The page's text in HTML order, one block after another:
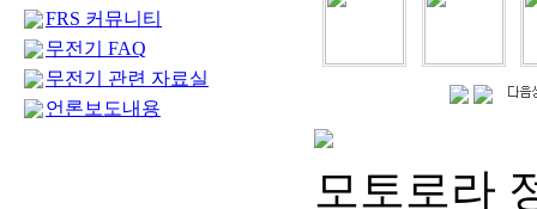
FRS 커뮤니티
무전기 FAQ
무전기 관련 자료실
언론보도내용
모토로라